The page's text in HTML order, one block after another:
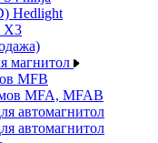
Hedlight
X3
магнитол
MFB
MFA, MFAB
автомагнитол
автомагнитол